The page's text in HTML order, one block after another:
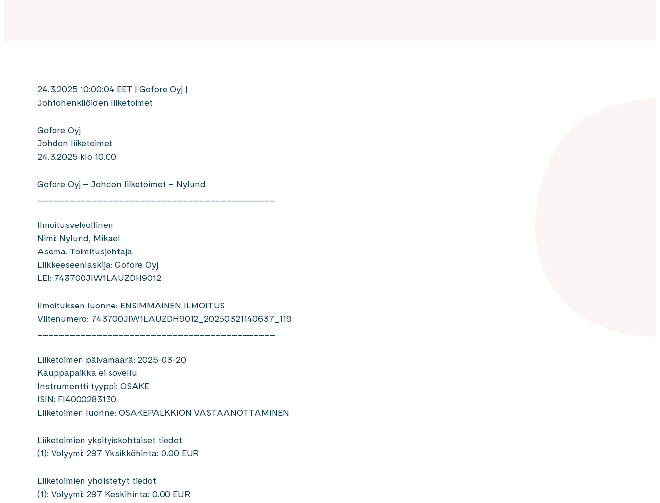
24.3.2025 10:00:04 EET | Gofore Oyj |
Johtohenkilöiden liiketoimet
Gofore Oyj
Johdon liiketoimet
24.3.2025 klo 10.00
Gofore Oyj – Johdon liiketoimet – Nylund
Ilmoitusvelvollinen
Nimi: Nylund, Mikael
Asema: Toimitusjohtaja
Liikkeeseenlaskija: Gofore Oyj
LEI: 743700JIW1LAUZDH9012
Ilmoituksen luonne: ENSIMMÄINEN ILMOITUS
Viitenumero: 743700JIW1LAUZDH9012_20250321140637_119
Liiketoimen päivämäärä: 2025-03-20
Kauppapaikka ei sovellu
Instrumentti tyyppi: OSAKE
ISIN: FI4000283130
Liiketoimen luonne: OSAKEPALKKION VASTAANOTTAMINEN
Liiketoimien yksityiskohtaiset tiedot
(1): Volyymi: 297 Yksikköhinta: 0.00 EUR
Liiketoimien yhdistetyt tiedot
(1): Volyymi: 297 Keskihinta: 0.00 EUR